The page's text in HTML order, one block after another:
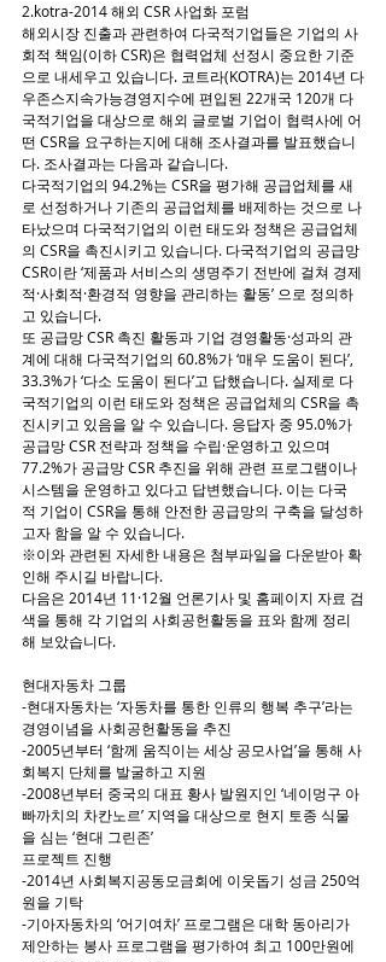
2.kotra-2014 해외 CSR 사업화 포럼
해외시장 진출과 관련하여 다국적기업들은 기업의 사
회적 책임(이하 CSR)은 협력업체 선정시 중요한 기준
으로 내세우고 있습니다. 코트라(KOTRA)는 2014년 다
우존스지속가능경영지수에 편입된 22개국 120개 다
국적기업을 대상으로 해외 글로벌 기업이 협력사에 어
떤 CSR을 요구하는지에 대해 조사결과를 발표했습니
다. 조사결과는 다음과 같습니다.
다국적기업의 94.2%는 CSR을 평가해 공급업체를 새
로 선정하거나 기존의 공급업체를 배제하는 것으로 나
타났으며 다국적기업의 이런 태도와 정책은 공급업체
의 CSR을 촉진시키고 있습니다. 다국적기업의 공급망
CSR이란 ‘제품과 서비스의 생명주기 전반에 걸쳐 경제
적·사회적·환경적 영향을 관리하는 활동’ 으로 정의하
고 있습니다.
또 공급망 CSR 촉진 활동과 기업 경영활동·성과의 관
계에 대해 다국적기업의 60.8%가 ‘매우 도움이 된다’,
33.3%가 ‘다소 도움이 된다’고 답했습니다. 실제로 다
국적기업의 이런 태도와 정책은 공급업체의 CSR을 촉
진시키고 있음을 알 수 있습니다. 응답자 중 95.0%가
공급망 CSR 전략과 정책을 수립·운영하고 있으며
77.2%가 공급망 CSR 추진을 위해 관련 프로그램이나
시스템을 운영하고 있다고 답변했습니다. 이는 다국
적 기업이 CSR을 통해 안전한 공급망의 구축을 달성하
고자 함을 알 수 있습니다.
※이와 관련된 자세한 내용은 첨부파일을 다운받아 확
인해 주시길 바랍니다.
다음은 2014년 11·12월 언론기사 및 홈페이지 자료 검
색을 통해 각 기업의 사회공헌활동을 표와 함께 정리
해 보았습니다.
현대자동차 그룹
-현대자동차는 ‘자동차를 통한 인류의 행복 추구’라는
경영이념을 사회공헌활동을 추진
-2005년부터 ‘함께 움직이는 세상 공모사업’을 통해 사
회복지 단체를 발굴하고 지원
-2008년부터 중국의 대표 황사 발원지인 ‘네이멍구 아
빠까치의 차칸노르’ 지역을 대상으로 현지 토종 식물
을 심는 ‘현대 그린존’
프로젝트 진행
-2014년 사회복지공동모금회에 이웃돕기 성금 250억
원을 기탁
-기아자동차의 ‘어기여차’ 프로그램은 대학 동아리가
제안하는 봉사 프로그램을 평가하여 최고 100만원에